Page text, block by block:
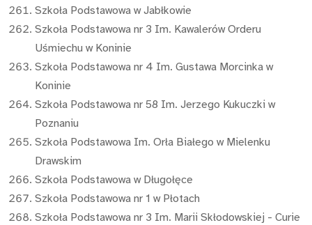
Szkoła Podstawowa w Jabłkowie
Szkoła Podstawowa nr 3 Im. Kawalerów Orderu
Uśmiechu w Koninie
Szkoła Podstawowa nr 4 Im. Gustawa Morcinka w
Koninie
Szkoła Podstawowa nr 58 Im. Jerzego Kukuczki w
Poznaniu
Szkoła Podstawowa Im. Orła Białego w Mielenku
Drawskim
Szkoła Podstawowa w Długołęce
Szkoła Podstawowa nr 1 w Płotach
Szkoła Podstawowa nr 3 Im. Marii Skłodowskiej - Curie